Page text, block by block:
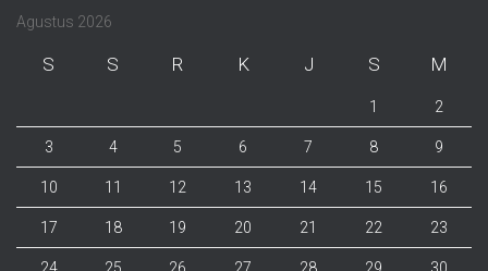
Agustus 2026
S S R K J S M
1 2
3 4 5 6 7 8 9
10 11 12 13 14 15 16
17 18 19 20 21 22 23